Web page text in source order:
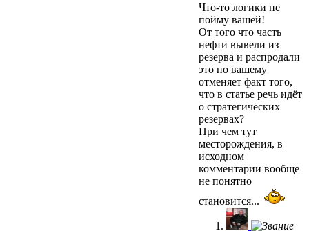
Что-то логики не
пойму вашей!
От того что часть
нефти вывели из
резерва и распродали
это по вашему
отменяет факт того,
что в статье речь идёт
о стратегических
резервах?
При чем тут
месторождения, в
исходном
комментарии вообще
не понятно
становится...